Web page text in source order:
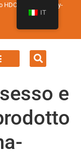
HDClarity (HDClarity-
e
IT